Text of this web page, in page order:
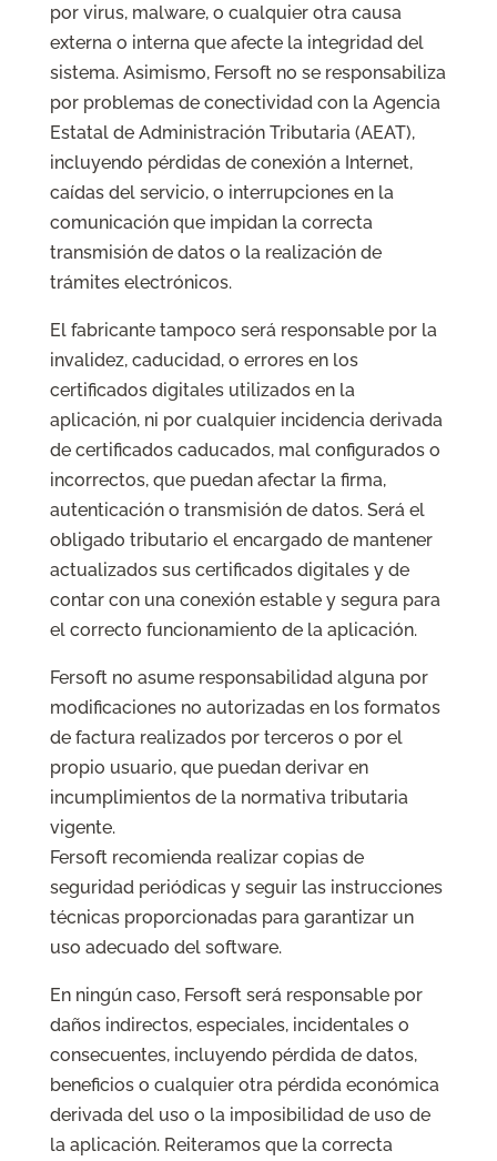
por virus, malware, o cualquier otra causa
externa o interna que afecte la integridad del
sistema. Asimismo, Fersoft no se responsabiliza
por problemas de conectividad con la Agencia
Estatal de Administración Tributaria (AEAT),
incluyendo pérdidas de conexión a Internet,
caídas del servicio, o interrupciones en la
comunicación que impidan la correcta
transmisión de datos o la realización de
trámites electrónicos.
El fabricante tampoco será responsable por la
invalidez, caducidad, o errores en los
certificados digitales utilizados en la
aplicación, ni por cualquier incidencia derivada
de certificados caducados, mal configurados o
incorrectos, que puedan afectar la firma,
autenticación o transmisión de datos. Será el
obligado tributario el encargado de mantener
actualizados sus certificados digitales y de
contar con una conexión estable y segura para
el correcto funcionamiento de la aplicación.
Fersoft no asume responsabilidad alguna por
modificaciones no autorizadas en los formatos
de factura realizados por terceros o por el
propio usuario, que puedan derivar en
incumplimientos de la normativa tributaria
vigente.
Fersoft recomienda realizar copias de
seguridad periódicas y seguir las instrucciones
técnicas proporcionadas para garantizar un
uso adecuado del software.
En ningún caso, Fersoft será responsable por
daños indirectos, especiales, incidentales o
consecuentes, incluyendo pérdida de datos,
beneficios o cualquier otra pérdida económica
derivada del uso o la imposibilidad de uso de
la aplicación. Reiteramos que la correcta